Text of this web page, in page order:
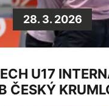
28. 3. 2026
U17
ČESKÝ